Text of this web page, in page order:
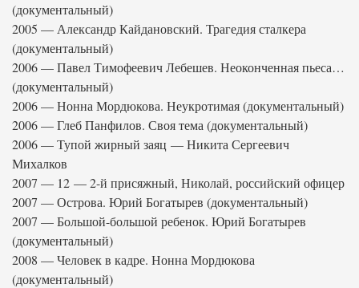
(документальный)
2005 — Александр Кайдановский. Трагедия сталкера
(документальный)
2006 — Павел Тимофеевич Лебешев. Неоконченная пьеса…
(документальный)
2006 — Нонна Мордюкова. Неукротимая (документальный)
2006 — Глеб Панфилов. Своя тема (документальный)
2006 — Тупой жирный заяц — Никита Сергеевич
Михалков
2007 — 12 — 2-й присяжный, Николай, российский офицер
2007 — Острова. Юрий Богатырев (документальный)
2007 — Большой-большой ребенок. Юрий Богатырев
(документальный)
2008 — Человек в кадре. Нонна Мордюкова
(документальный)